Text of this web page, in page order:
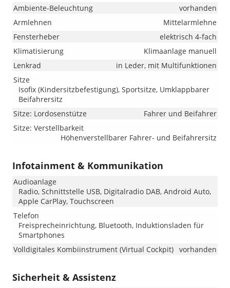
Ambiente-Beleuchtung
vorhanden
Armlehnen
Mittelarmlehne
Fensterheber
elektrisch 4-fach
Klimatisierung
Klimaanlage manuell
Lenkrad
in Leder, mit Multifunktionen
Sitze
Isofix (Kindersitzbefestigung), Sportsitze, Umklappbarer
Beifahrersitz
Sitze: Lordosenstütze
Fahrer und Beifahrer
Sitze: Verstellbarkeit
Höhenverstellbarer Fahrer- und Beifahrersitz
Infotainment & Kommunikation
Audioanlage
Radio, Schnittstelle USB, Digitalradio DAB, Android Auto,
Apple CarPlay, Touchscreen
Telefon
Freisprecheinrichtung, Bluetooth, Induktionsladen für
Smartphones
Volldigitales Kombiinstrument (Virtual Cockpit) vorhanden
Sicherheit & Assistenz